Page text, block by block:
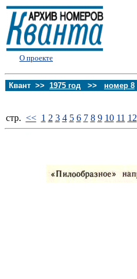
О проекте
Квант >> 1975 год >> номер 8
стp. << 1 2 3 4 5 6 7 8 9 10 11 12